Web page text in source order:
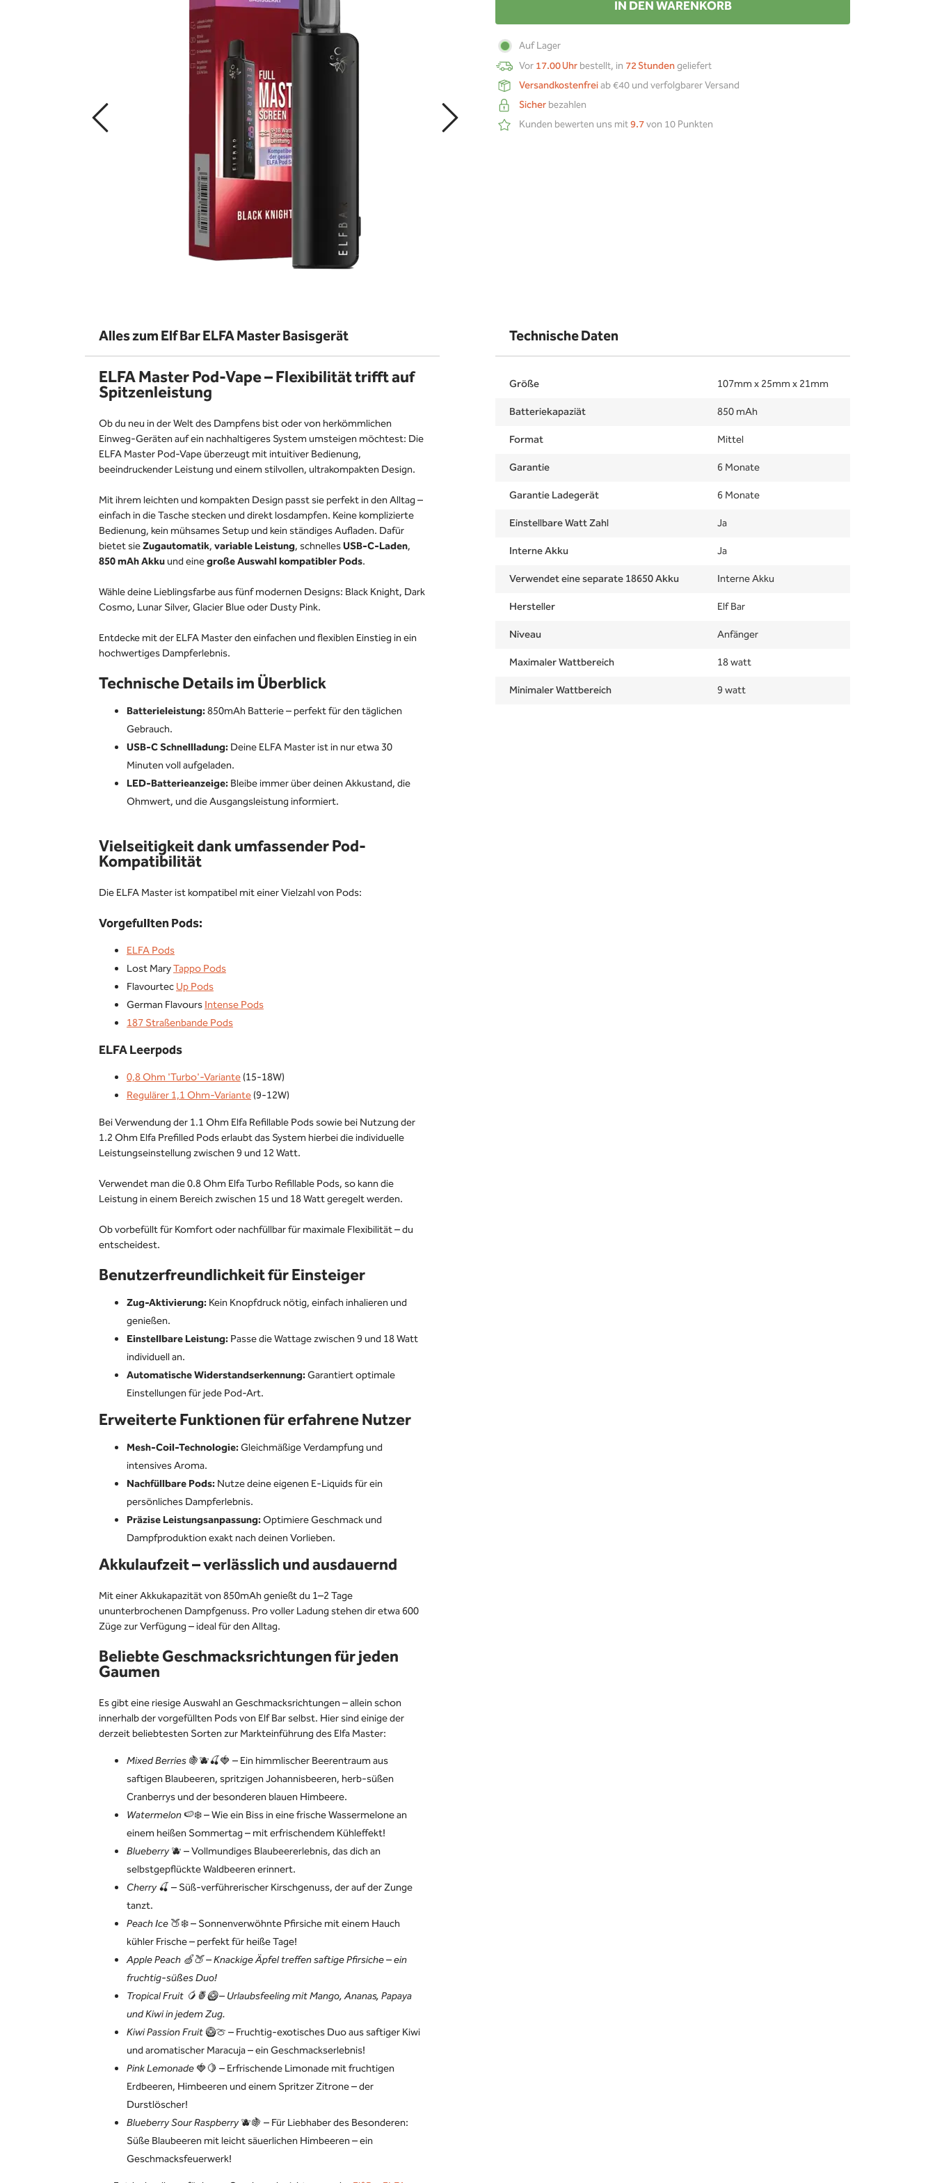
IN DEN WARENKORB
Auf Lager
Vor17.00 Uhrbestellt, in 72 Stundengeliefert
Versandkostenfreiab €40 und verfolgbarer Versand
Sicherbezahlen
Kunden bewerten uns mit9.7von 10 Punkten
Alles zum Elf Bar ELFA Master Basisgerät
ELFA Master Pod-Vape – Flexibilität trifft auf
Spitzenleistung
Ob du neu in der Welt des Dampfens bist oder von herkömmlichen
Einweg-Geräten auf ein nachhaltigeres System umsteigen möchtest: Die
ELFA Master Pod-Vape überzeugt mit intuitiver Bedienung,
beeindruckender Leistung und einem stilvollen, ultrakompakten Design.
Mit ihrem leichten und kompakten Design passt sie perfekt in den Alltag –
einfach in die Tasche stecken und direkt losdampfen. Keine komplizierte
Bedienung, kein mühsames Setup und kein ständiges Aufladen. Dafür
bietet sieZugautomatik,variable Leistung, schnellesUSB-C-Laden,
850 mAh Akkuund einegroße Auswahl kompatibler Pods.
Wähle deine Lieblingsfarbe aus fünf modernen Designs: Black Knight, Dark
Cosmo, Lunar Silver, Glacier Blue oder Dusty Pink.
Entdecke mit der ELFA Master den einfachen und flexiblen Einstieg in ein
hochwertiges Dampferlebnis.
Technische Details im Überblick
Batterieleistung:850mAh Batterie – perfekt für den täglichen
Gebrauch.
USB-C Schnellladung: Deine ELFA Master ist in nur etwa 30
Minuten voll aufgeladen.
LED-Batterieanzeige: Bleibe immer über deinen Akkustand, die
Ohmwert, und die Ausgangsleistung informiert.
Vielseitigkeit dank umfassender Pod-
Kompatibilität
Die ELFA Master ist kompatibel mit einer Vielzahl von Pods:
Vorgefullten Pods:
ELFA Pods
Lost MaryTappo Pods
FlavourtecUp Pods
German FlavoursIntense Pods
187 Straßenbande Pods
ELFA Leerpods
0,8 Ohm 'Turbo'-Variante(15-18W)
Regulärer 1,1 Ohm-Variante(9-12W)
Bei Verwendung der 1.1 Ohm Elfa Refillable Pods sowie bei Nutzung der
1.2 Ohm Elfa Prefilled Pods erlaubt das System hierbei die individuelle
Leistungseinstellung zwischen 9 und 12 Watt.
Verwendet man die 0.8 Ohm Elfa Turbo Refillable Pods, so kann die
Leistung in einem Bereich zwischen 15 und 18 Watt geregelt werden.
Ob vorbefüllt für Komfort oder nachfüllbar für maximale Flexibilität – du
entscheidest.
Benutzerfreundlichkeit für Einsteiger
Zug-Aktivierung: Kein Knopfdruck nötig, einfach inhalieren und
genießen.
Einstellbare Leistung: Passe die Wattage zwischen 9 und 18 Watt
individuell an.
Automatische Widerstandserkennung:Garantiert optimale
Einstellungen für jede Pod-Art.
Erweiterte Funktionen für erfahrene Nutzer
Mesh-Coil-Technologie:Gleichmäßige Verdampfung und
intensives Aroma.
Nachfüllbare Pods: Nutze deine eigenen E-Liquids für ein
persönliches Dampferlebnis.
Präzise Leistungsanpassung:Optimiere Geschmack und
Dampfproduktion exakt nach deinen Vorlieben.
Akkulaufzeit – verlässlich und ausdauernd
Mit einer Akkukapazität von 850mAh genießt du 1–2 Tage
ununterbrochenen Dampfgenuss. Pro voller Ladung stehen dir etwa 600
Züge zur Verfügung – ideal für den Alltag.
Beliebte Geschmacksrichtungen für jeden
Gaumen
Es gibt eine riesige Auswahl an Geschmacksrichtungen – allein schon
innerhalb der vorgefüllten Pods von Elf Bar selbst. Hier sind einige der
derzeit beliebtesten Sorten zur Markteinführung des Elfa Master:
Mixed Berries🍇🫐🍒🍓 – Ein himmlischer Beerentraum aus
saftigen Blaubeeren, spritzigen Johannisbeeren, herb-süßen
Cranberrys und der besonderen blauen Himbeere.
Watermelon🍉❄️ – Wie ein Biss in eine frische Wassermelone an
einem heißen Sommertag – mit erfrischendem Kühleffekt!
Blueberry🫐 – Vollmundiges Blaubeererlebnis, das dich an
selbstgepflückte Waldbeeren erinnert.
Cherry🍒 – Süß-verführerischer Kirschgenuss, der auf der Zunge
tanzt.
Peach Ice🍑❄️ – Sonnenverwöhnte Pfirsiche mit einem Hauch
kühler Frische – perfekt für heiße Tage!
Apple Peach 🍏🍑 – Knackige Äpfel treffen saftige Pfirsiche – ein
fruchtig-süßes Duo!
Tropical Fruit 🥭🍍🥝 – Urlaubsfeeling mit Mango, Ananas, Papaya
und Kiwi in jedem Zug.
Kiwi Passion Fruit🥝🍈 – Fruchtig-exotisches Duo aus saftiger Kiwi
und aromatischer Maracuja – ein Geschmackserlebnis!
Pink Lemonade🍓🍋 – Erfrischende Limonade mit fruchtigen
Erdbeeren, Himbeeren und einem Spritzer Zitrone – der
Durstlöscher!
Blueberry Sour Raspberry🫐🍇 – Für Liebhaber des Besonderen:
Süße Blaubeeren mit leicht säuerlichen Himbeeren – ein
Geschmacksfeuerwerk!
Technische Daten
Größe
107mm x 25mm x 21mm
Batteriekapaziät
850 mAh
Format
Mittel
Garantie
6 Monate
Garantie Ladegerät
6 Monate
Einstellbare Watt Zahl
Ja
Interne Akku
Ja
Verwendet eine separate 18650 Akku
Interne Akku
Hersteller
Elf Bar
Niveau
Anfänger
Maximaler Wattbereich
18 watt
Minimaler Wattbereich
9 watt